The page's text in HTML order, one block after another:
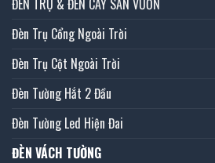
Đèn Trụ Cổng Ngoài Trời
Đèn Trụ Cột Ngoài Trời
Đèn Tường Hắt 2 Đầu
Đèn Tường Led Hiện Đai
ĐÈN VÁCH TƯỜNG